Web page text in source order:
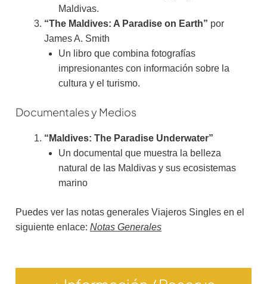
Maldivas.
“The Maldives: A Paradise on Earth” por
James A. Smith
Un libro que combina fotografías
impresionantes con información sobre la
cultura y el turismo.
Documentales y Medios
“Maldives: The Paradise Underwater”
Un documental que muestra la belleza
natural de las Maldivas y sus ecosistemas
marino
Puedes ver las notas generales Viajeros Singles en el
siguiente enlace: Notas Generales